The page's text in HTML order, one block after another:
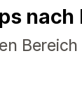
nach